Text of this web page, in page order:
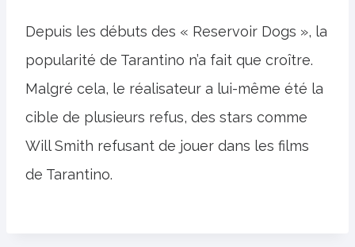
Depuis les débuts des « Reservoir Dogs », la
popularité de Tarantino n’a fait que croître.
Malgré cela, le réalisateur a lui-même été la
cible de plusieurs refus, des stars comme
Will Smith refusant de jouer dans les films
de Tarantino.